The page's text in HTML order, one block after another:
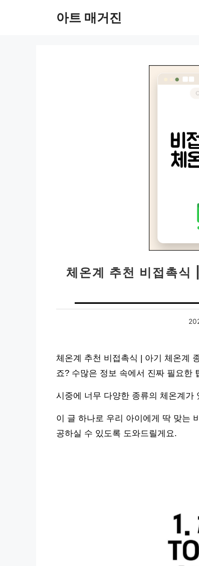
아트 매거진
체온계 추천 비접촉식
체온계 추천 비접촉식 | 아기 체온계
죠? 수많은 정보 속에서 진짜 필요한
시중에 너무 다양한 종류의 체온계가
이 글 하나로 우리 아이에게 딱 맞는
공하실 수 있도록 도와드릴게요.